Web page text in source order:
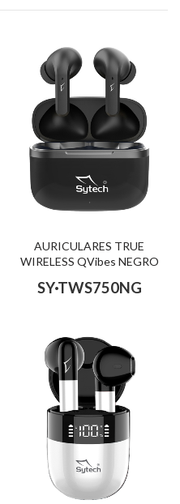
AURICULARES TRUE
WIRELESS QVibes NEGRO
SY·TWS750NG